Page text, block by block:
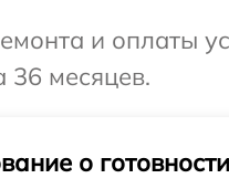
и оплаты
36 месяцев.
о готовности